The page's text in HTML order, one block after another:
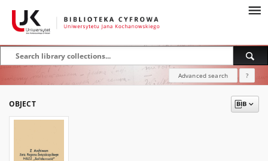
Advanced search ?
OBJECT